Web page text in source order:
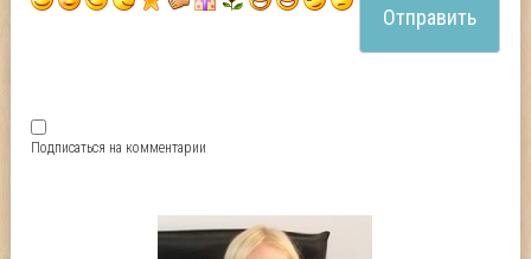
Подписаться на комментарии